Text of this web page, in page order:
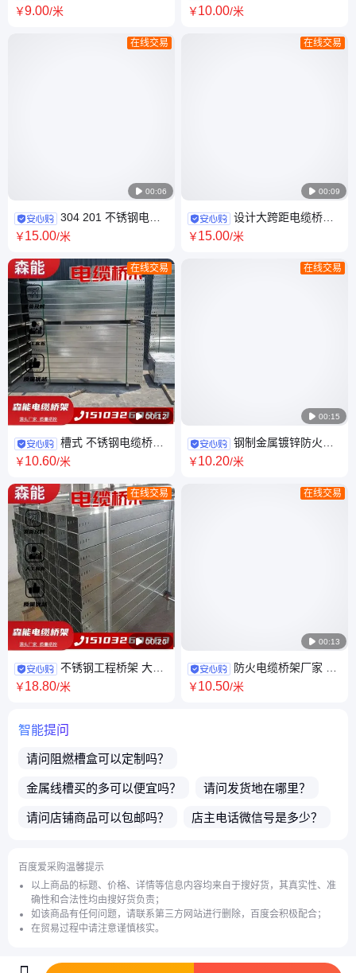
式电缆桥架 防火喷塑 热镀锌 金
￥9.00/米
 00:06
在线交易
304 201 不锈钢电缆
桥架 寿命长高档耐腐 电力 通讯
￥15.00/米
 00:12
在线交易
槽式 不锈钢电缆桥架
电缆线槽 梯式托盘式 绝缘 阻燃
￥10.60/米
 00:26
在线交易
不锈钢工程桥架 大跨
距线槽 托盘式热浸锌电缆种类
￥18.80/米
标 烤漆 金属防火 室外防腐 304
￥10.00/米
 00:09
在线交易
设计大跨距电缆桥架
热镀锌不锈钢铝合金玻璃钢 走
￥15.00/米
 00:15
在线交易
钢制金属镀锌防火喷
塑电缆桥架 耐高温 阻燃 布线走
￥10.20/米
 00:13
在线交易
防火电缆桥架厂家 热
镀锌走线槽 槽式金属 喷塑 规格
￥10.50/米
智能提问
请问 阻燃槽盒可以定制吗？
金属线槽买的多可以便宜吗？ 请问发货地在哪里？
请问店铺商品可以包邮吗？ 店主电话微信号是多少？
强电槽盒有现货吗？
百度爱采购温馨提示
以上商品的标题、价格、详情等信息内容均来自于搜好货，其真实性、准
确性和合法性均由搜好货负责；
如该商品有任何问题，请联系第三方网站进行删除，百度会积极配合；
在贸易过程中请注意谨慎核实。